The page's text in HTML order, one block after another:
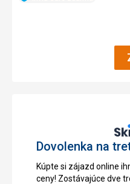
Dovolenka na
Kúpte si zájazd online
ceny! Zostávajúce dve